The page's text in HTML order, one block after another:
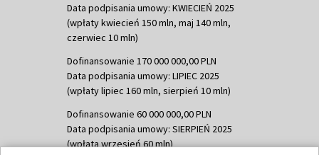
Data podpisania umowy: KWIECIEŃ 2025
(wpłaty kwiecień 150 mln, maj 140 mln,
czerwiec 10 mln)
Dofinansowanie 170 000 000,00 PLN
Data podpisania umowy: LIPIEC 2025
(wpłaty lipiec 160 mln, sierpień 10 mln)
Dofinansowanie 60 000 000,00 PLN
Data podpisania umowy: SIERPIEŃ 2025
(wpłata wrzesień 60 mln)